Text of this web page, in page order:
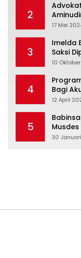
2
17 Mei
3
Imelda
Saksi
10
4
Bagi
12 April
5
Babinsa Serda Rasyid Lasim Hadiri Rapat
Musdes Dalam
Bereliku
30